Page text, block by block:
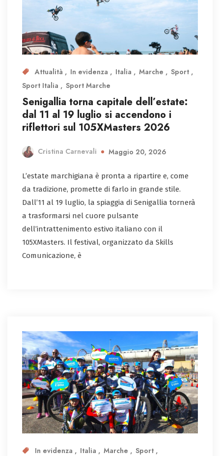
Attualità In evidenza Italia Marche
Sport
Sport Italia
Sport Marche
Senigallia torna capitale dell’estate:
dal 11 al 19 luglio si accendono i
riflettori sul 105XMasters 2026
Cristina Carnevali Maggio 20, 2026
L’estate marchigiana è pronta a ripartire e, come
da tradizione, promette di farlo in grande stile.
Dall’11 al 19 luglio, la spiaggia di Senigallia tornerà
a trasformarsi nel cuore pulsante
dell’intrattenimento estivo italiano con il
105XMasters. Il festival, organizzato da Skills
Comunicazione, è
In evidenza Italia Marche
Sport